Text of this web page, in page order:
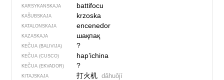
KARSYKANSKAJA battifocu
KAŠUBSKAJA krzoska
KATALONSKAJA encenedor
KAZASKAJA шақпақ
KEČUA (BALIVIJA) ?
KEČUA (CUSCO) hap’ichina
KEČUA (EKVADOR) ?
KITAJSKAJA 打火机 dǎhuǒjī